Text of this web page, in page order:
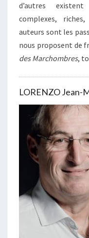
d’autres
complexes,
auteurs sont les
nous proposent de
des Marchombres,
LORENZO Jean-